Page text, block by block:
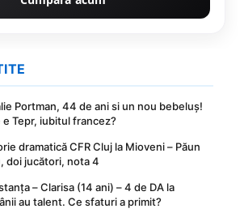
Portman, 44 de ani si un nou bebeluș!
e Tepr, iubitul francez?
dramatică CFR Cluj la Mioveni – Păun
doi jucători, nota 4
– Clarisa (14 ani) – 4 de DA la
au talent. Ce sfaturi a primit?